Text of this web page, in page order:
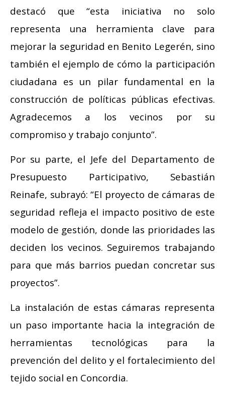
destacó que “esta iniciativa no solo
representa una herramienta clave para
mejorar la seguridad en Benito Legerén, sino
también el ejemplo de cómo la participación
ciudadana es un pilar fundamental en la
construcción de políticas públicas efectivas.
Agradecemos a los vecinos por su
compromiso y trabajo conjunto”.
Por su parte, el Jefe del Departamento de
Presupuesto Participativo, Sebastián
Reinafe, subrayó: “El proyecto de cámaras de
seguridad refleja el impacto positivo de este
modelo de gestión, donde las prioridades las
deciden los vecinos. Seguiremos trabajando
para que más barrios puedan concretar sus
proyectos”.
La instalación de estas cámaras representa
un paso importante hacia la integración de
herramientas tecnológicas para la
prevención del delito y el fortalecimiento del
tejido social en Concordia.